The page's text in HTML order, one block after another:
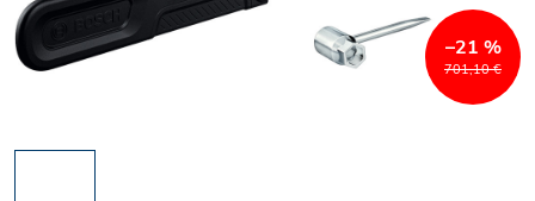
701,10 €
–21 %